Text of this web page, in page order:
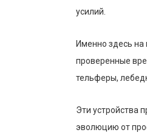
усилий.
Именно здесь
проверенные
тельферы,
Эти устройства
эволюцию от